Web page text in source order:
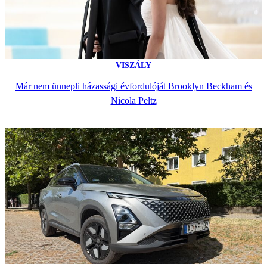
VISZÁLY
Már nem ünnepli házassági évfordulóját Brooklyn Beckham és
Nicola Peltz